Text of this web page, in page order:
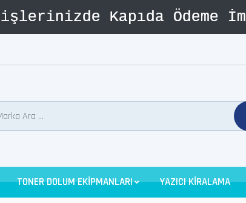
TONER DOLUM EKİPMANLARI YAZICI KİRALAMA